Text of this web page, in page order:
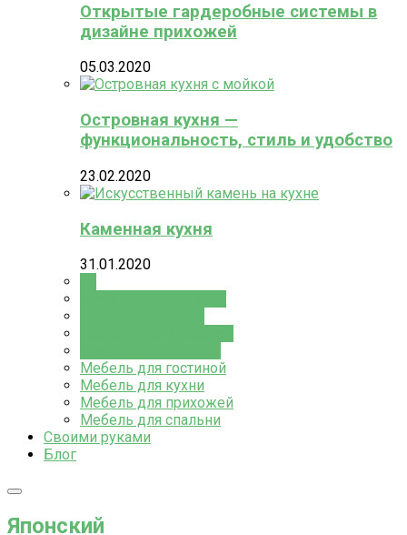
Открытые гардеробные системы в
дизайне прихожей
05.03.2020
Островная кухня —
функциональность, стиль и удобство
23.02.2020
Каменная кухня
31.01.2020
Мебель для гостиной
Мебель для кухни
Мебель для прихожей
Мебель для спальни
Своими руками
Блог
Японский